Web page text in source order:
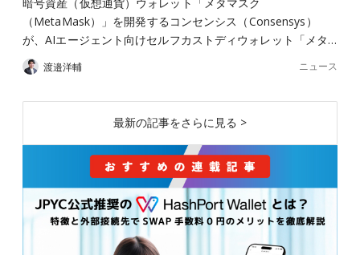
（MetaMask）」を開発するコンセンシス（Consensys）
が、AIエージェント向けセルフカストディウォレット「メタ…
渡邉洋輔 ニュース
最新の記事をさらに見る >